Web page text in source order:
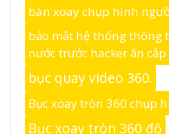
bàn xoay chụp hình
bảo mật hệ thống thông
nước trước hacker ăn
bục quay video 360.
Bục xoay tròn 360 chụp
Bục xoay tròn 360 độ